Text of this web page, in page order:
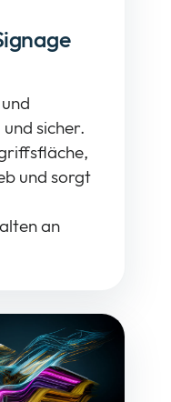
sicher.
und sorgt
an